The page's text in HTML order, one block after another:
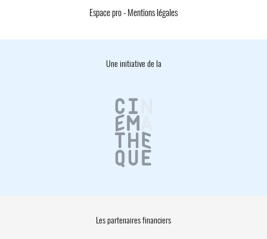
Espace pro- Mentions légales
Une initiative de la
Les partenaires financiers